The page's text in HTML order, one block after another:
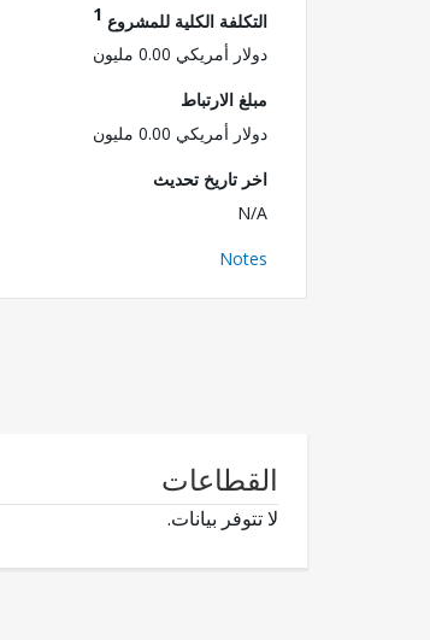
التكلفة الكلية للمشروع 1
دولار أمريكي 0.00 مليون
مبلغ الارتباط
دولار أمريكي 0.00 مليون
اخر تاريخ تحديث
N/A
Notes
القطاعات
لا تتوفر بيانات.